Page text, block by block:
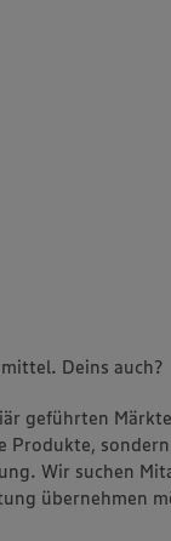
Deins auch?
geführten
Produkte,
Wir suchen
übernehmen